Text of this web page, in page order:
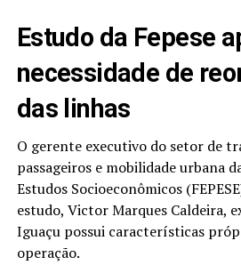
Estudo da Fepese
necessidade de
das linhas
O gerente executivo do setor de
passageiros e mobilidade urbana
Estudos Socioeconômicos
estudo, Victor Marques Caldeira,
Iguaçu possui características
operação.